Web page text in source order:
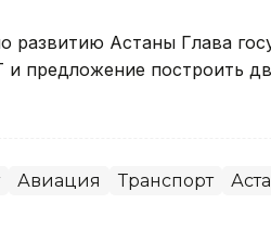
развитию Астаны Глава
предложение построить
Авиация Транспорт